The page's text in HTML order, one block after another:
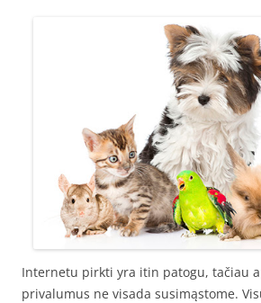
Internetu pirkti yra itin patogu, tačiau
privalumus ne visada susimąstome.